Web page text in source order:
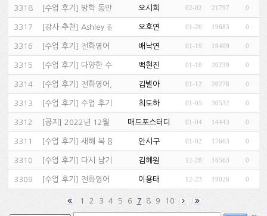
3318 [수업 후기 ] 방학 동안 경험해보고 결정했어요… (1)
오시희 02-02 21797 0
3317 [강사 추천] Ashley 강사 추천… (1)
오호연 01-26 19683 0
3316 [수업 후기 ] 전화영어 수업 잘 하고 있습니다.… (1)
배낙연 01-19 19409 0
3315 [수업 후기 ] 다양한 수업방식!… (1)
백현진 01-18 20239 0
3314 [수업 후기 ] 전화영어, 화상영어 추천…
김별아 01-12 20278 0
3313 [수업 후기 ] 수업 후기… 최도하 01-05 30532 0
3312 [공지 ] 2022년 12월 수강후기 당첨자 안…
매드포스터디 01-04 14443 0
3311 [수업 후기 ] 새해 복 많이 받으세요!…
안시구 01-02 17663 0
3310 [수업 후기 ] 다시 남기는 수업 후기…
김혜원 12-28 16563 0
3309 [수업 후기 ] 전화영어 추천… (1)
이용태 12-23 19026 0
1 2 3 4 5 6 7 8 9 10